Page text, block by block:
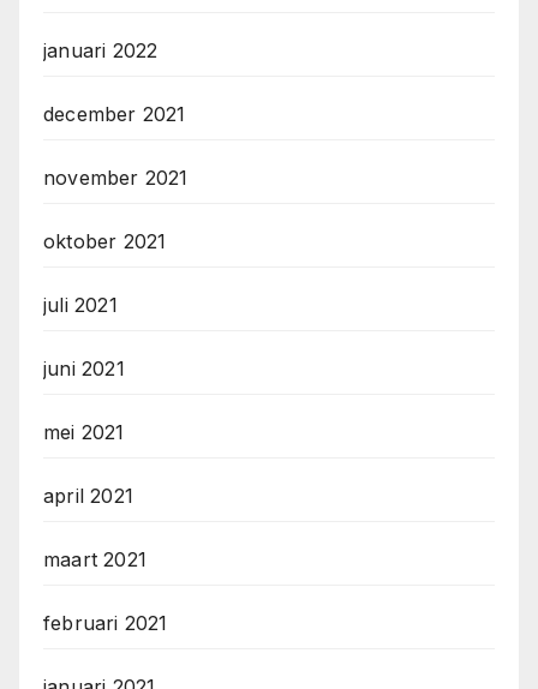
januari 2022
december 2021
november 2021
oktober 2021
juli 2021
juni 2021
mei 2021
april 2021
maart 2021
februari 2021